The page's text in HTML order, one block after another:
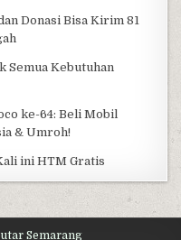
Donasi Bisa Kirim 81
Semua Kebutuhan
ke-64: Beli Mobil
& Umroh!
ini HTM Gratis
Semarang